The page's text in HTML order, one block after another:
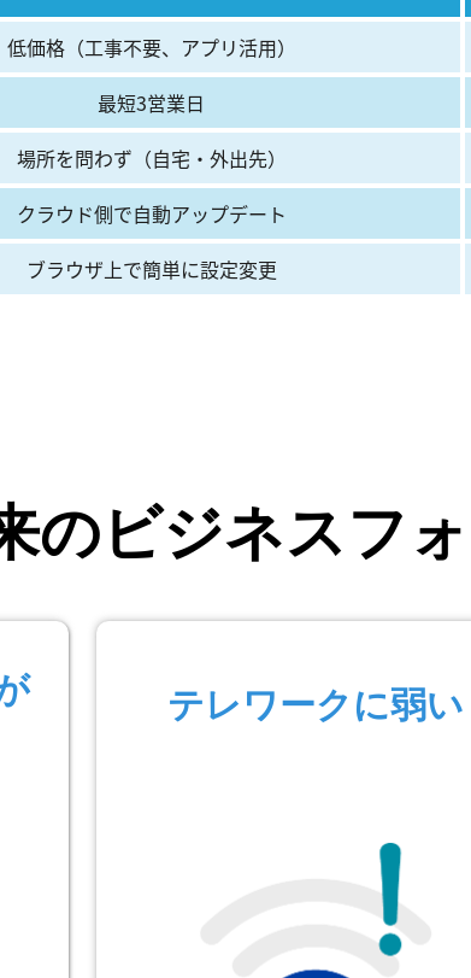
低価格（工事不要、アプリ活用）
最短3営業日
場所を問わず（自宅・外出先）
クラウド側で自動アップデート
ブラウザ上で簡単に設定変更
のビジネスフ
テレワークに弱い